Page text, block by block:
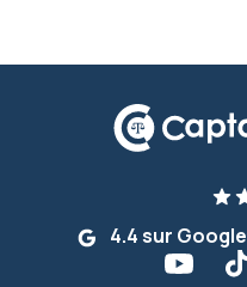
4.4 sur Google